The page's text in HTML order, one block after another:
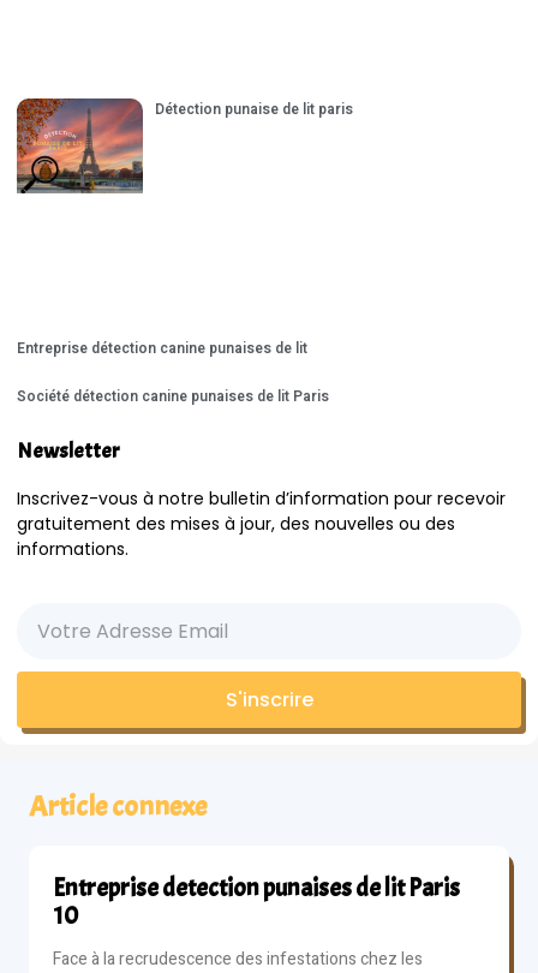
Détection punaise de lit paris
Entreprise détection canine punaises de lit
Société détection canine punaises de lit Paris
Newsletter
Inscrivez-vous à notre bulletin d’information pour recevoir
gratuitement des mises à jour, des nouvelles ou des
informations.
S'inscrire
Article connexe
Entreprise detection punaises de lit Paris
10
Face à la recrudescence des infestations chez les